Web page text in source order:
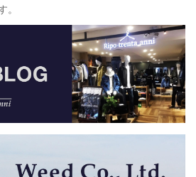
。